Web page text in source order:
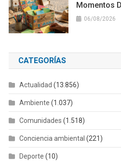
Momentos
06/08/2026
CATEGORÍAS
Actualidad (13.856)
Ambiente (1.037)
Comunidades (1.518)
Conciencia ambiental (221)
Deporte (10)